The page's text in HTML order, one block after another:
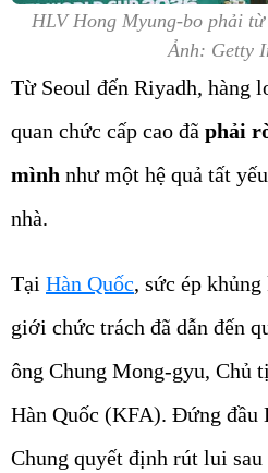
HLV Hong Myung-bo phải
Ảnh: Getty
Từ Seoul đến Riyadh, hàng
quan chức cấp cao đã phải
mình như một hệ quả tất
nhà.
Tại Hàn Quốc, sức ép
giới chức trách đã dẫn đến
ông Chung Mong-gyu, Chủ
Hàn Quốc (KFA). Đứng đầu
Chung quyết định rút lui